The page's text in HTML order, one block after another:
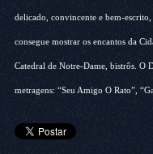
delicado, convincente e bem-
consegue mostrar os encantos da
Catedral de Notre-Dame, bistrôs. O
metragens: “Seu Amigo O Rato”,